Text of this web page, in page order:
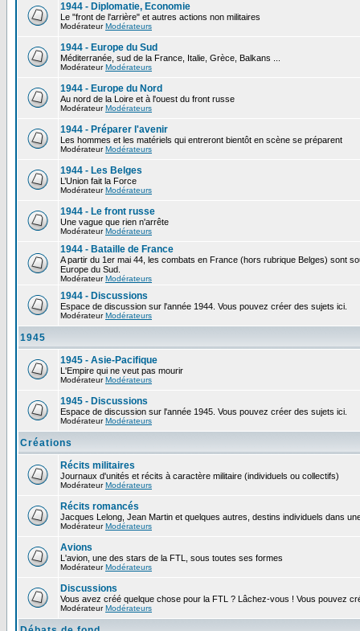
1944 - Diplomatie, Economie
Le "front de l'arrière" et autres actions non militaires
ModérateurModérateurs
1944 - Europe du Sud
Méditerranée, sud de la France, Italie, Grèce, Balkans ...
ModérateurModérateurs
1944 - Europe du Nord
Au nord de la Loire et à l'ouest du front russe
ModérateurModérateurs
1944 - Préparer l'avenir
Les hommes et les matériels qui entreront bientôt en scène se préparent
ModérateurModérateurs
1944 - Les Belges
L’Union fait la Force
ModérateurModérateurs
1944 - Le front russe
Une vague que rien n'arrête
ModérateurModérateurs
1944 - Bataille de France
A partir du 1er mai 44, les combats en France (hors rubrique Belges) sont
Europe du Sud.
ModérateurModérateurs
1944 - Discussions
Espace de discussion sur l'année 1944. Vous pouvez créer des sujets ici.
ModérateurModérateurs
1945
1945 - Asie-Pacifique
L'Empire qui ne veut pas mourir
ModérateurModérateurs
1945 - Discussions
Espace de discussion sur l'année 1945. Vous pouvez créer des sujets ici.
ModérateurModérateurs
Créations
Récits militaires
Journaux d'unités et récits à caractère militaire (individuels ou collectifs)
ModérateurModérateurs
Récits romancés
Jacques Lelong, Jean Martin et quelques autres, destins individuels dans
ModérateurModérateurs
Avions
L'avion, une des stars de la FTL, sous toutes ses formes
ModérateurModérateurs
Discussions
Vous avez créé quelque chose pour la FTL ? Lâchez-vous ! Vous pouvez
ModérateurModérateurs